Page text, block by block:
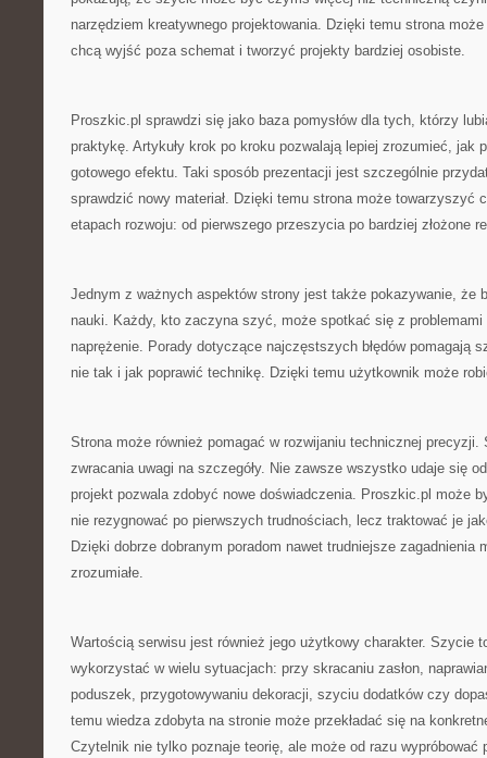
narzędziem kreatywnego projektowania. Dzięki temu strona
chcą wyjść poza schemat i tworzyć projekty bardziej osobiste.
Proszkic.pl sprawdzi się jako baza pomysłów dla tych, którzy
praktykę. Artykuły krok po kroku pozwalają lepiej zrozumieć, jak
gotowego efektu. Taki sposób prezentacji jest szczególnie
sprawdzić nowy materiał. Dzięki temu strona może towarzyszyć
etapach rozwoju: od pierwszego przeszycia po bardziej złożone
Jednym z ważnych aspektów strony jest także pokazywanie, że
nauki. Każdy, kto zaczyna szyć, może spotkać się z problemami
naprężenie. Porady dotyczące najczęstszych błędów pomagają
nie tak i jak poprawić technikę. Dzięki temu użytkownik może
Strona może również pomagać w rozwijaniu technicznej
zwracania uwagi na szczegóły. Nie zawsze wszystko udaje się
projekt pozwala zdobyć nowe doświadczenia. Proszkic.pl może
nie rezygnować po pierwszych trudnościach, lecz traktować je
Dzięki dobrze dobranym poradom nawet trudniejsze zagadnienia
zrozumiałe.
Wartością serwisu jest również jego użytkowy charakter. Szycie
wykorzystać w wielu sytuacjach: przy skracaniu zasłon,
poduszek, przygotowywaniu dekoracji, szyciu dodatków czy
temu wiedza zdobyta na stronie może przekładać się na
Czytelnik nie tylko poznaje teorię, ale może od razu wypróbować